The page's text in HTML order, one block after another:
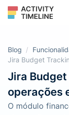
Blog /
Jira Budget
Jira
operações
O módulo